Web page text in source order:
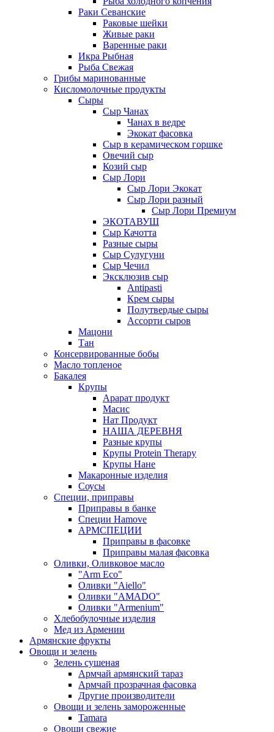
Раки Севанские
Раковые шейки
Живые раки
Варенные раки
Икра Рыбная
Рыба Свежая
Грибы маринованные
Кисломолочные продукты
Сыры
Сыр Чанах
Чанах в ведре
Экокат фасовка
Сыр в керамическом горшке
Овечий сыр
Козий сыр
Сыр Лори
Сыр Лори Экокат
Сыр Лори разный
Сыр Лори Премиум
ЭКОТАВУШ
Сыр Качотта
Разные сыры
Сыр Сулугуни
Сыр Чечил
Эксклюзив сыр
Antipasti
Крем сыры
Полутвердые сыры
Ассорти сыров
Мацони
Тан
Консервированные бобы
Масло топленое
Бакалея
Крупы
Арарат продукт
Масис
Нат Продукт
НАША ДЕРЕВНЯ
Разные крупы
Крупы Protein Therapy
Крупы Нане
Макаронные изделия
Соусы
Специи, приправы
Приправы в банке
Специи Hamove
АРМСПЕЦИИ
Приправы в фасовке
Приправы малая фасовка
Оливки, Оливковое масло
"Arm Eco"
Оливки "Aiello"
Оливки "AMADO"
Оливки "Armenium"
Хлебобулочные изделия
Мед из Армении
Армянские фрукты
Овощи и зелень
Зелень сушеная
Армчай армянский тараз
Армчай прозрачная фасовка
Другие производители
Овощи и зелень замороженные
Tamara
Овощи свежие